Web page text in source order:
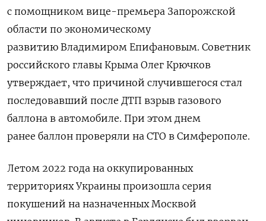
с помощником вице-премьера Запорожской
области по экономическому
развитию Владимиром Епифановым. Советник
российского главы Крыма Олег Крючков
утверждает, что причиной случившегося стал
последовавший после ДТП взрыв газового
баллона в автомобиле. При этом днем
ранее баллон проверяли на СТО в Симферополе.
Летом 2022 года на оккупированных
территориях Украины произошла серия
покушений на назначенных Москвой